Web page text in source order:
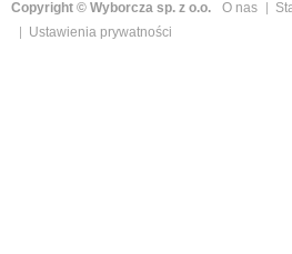
Copyright © Wyborcza sp. z o.o. O nas
Ustawienia prywatności